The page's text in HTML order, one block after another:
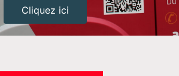
Cliquez ici